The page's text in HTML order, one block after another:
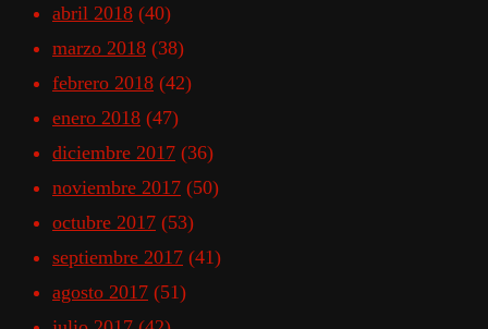
abril 2018 (40)
marzo 2018 (38)
febrero 2018 (42)
enero 2018 (47)
diciembre 2017 (36)
noviembre 2017 (50)
octubre 2017 (53)
septiembre 2017 (41)
agosto 2017 (51)